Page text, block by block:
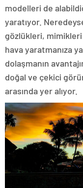
modelleri de
yaratıyor.
gözlükleri,
hava yaratmanıza
dolaşmanın
doğal ve çekici
arasında yer alıyor.